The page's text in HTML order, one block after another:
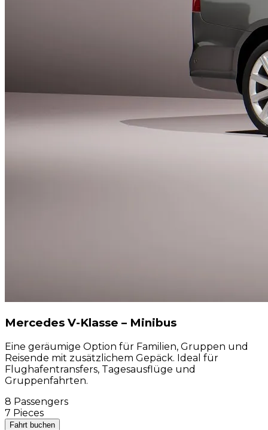
Mercedes V-Klasse – Minibus
Eine geräumige Option für Familien, Gruppen und
Reisende mit zusätzlichem Gepäck. Ideal für
Flughafentransfers, Tagesausflüge und
Gruppenfahrten.
8 Passengers
7 Pieces
Fahrt buchen